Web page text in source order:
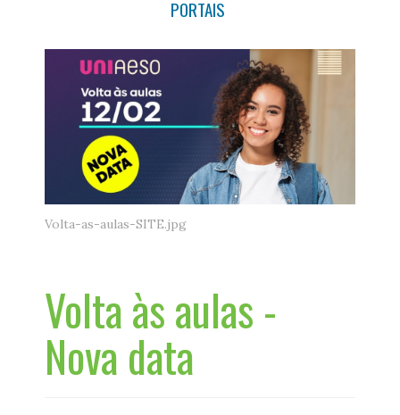
PORTAIS
Volta-as-aulas-SITE.jpg
Volta às aulas -
Nova data